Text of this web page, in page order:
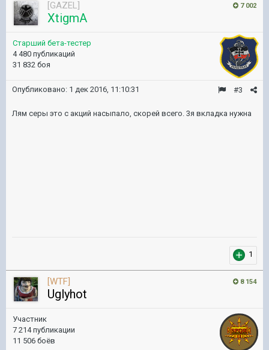
7 002
[GAZEL]
XtigmA
Старший бета-тестер
4 480 публикаций
31 832 боя
#3
Опубликовано: 1 дек 2016, 11:10:31
Лям серы это с акций насыпало, скорей всего. 3я вкладка нужна
1
8 154
[WTF]
Uglyhot
Участник
7 214 публикации
11 506 боёв